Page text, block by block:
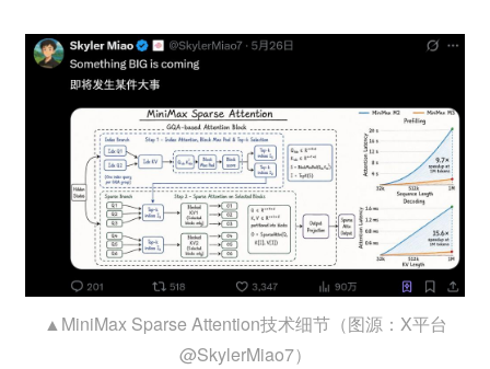
▲MiniMax Sparse Attention技术细节（图源：X平台
@SkylerMiao7）